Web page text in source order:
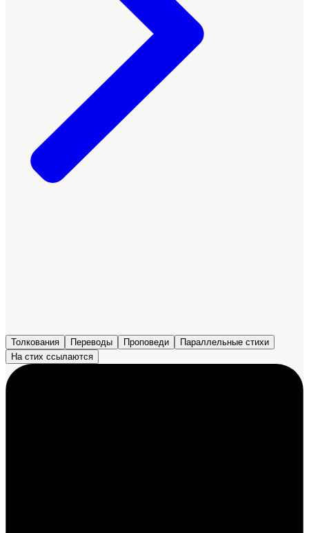
Толкования Переводы Проповеди
Параллельные стихи
На стих ссылаются